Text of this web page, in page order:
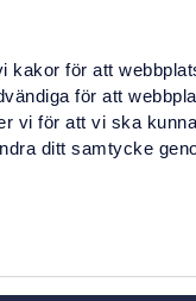
kakor för att
för att
vi för att vi ska
ditt samtycke